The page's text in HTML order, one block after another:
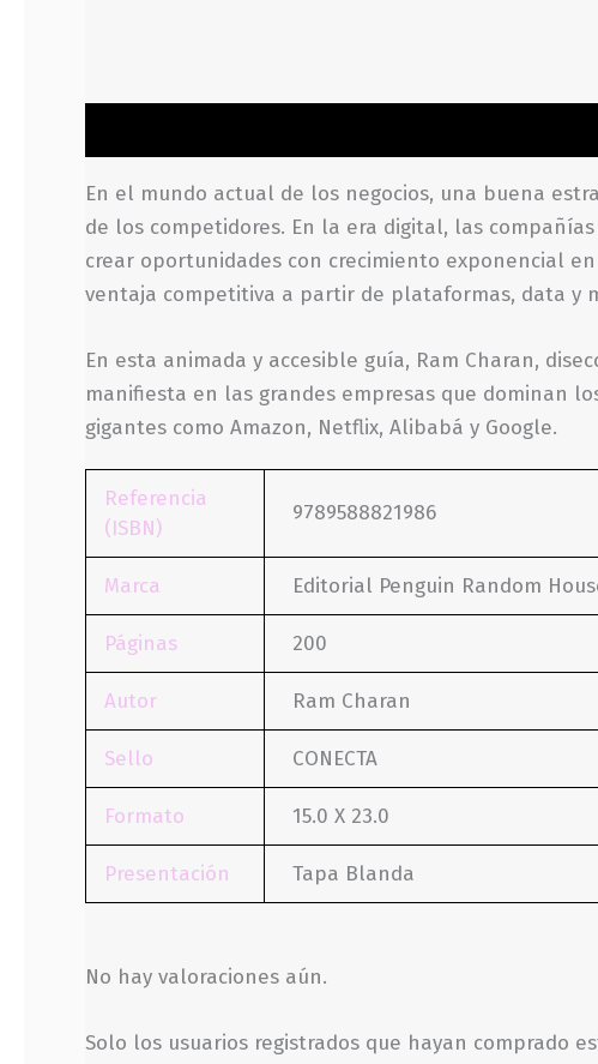
En el mundo actual de los negocios, una buena
de los competidores. En la era digital, las
crear oportunidades con crecimiento exponencial
ventaja competitiva a partir de plataformas, data y
En esta animada y accesible guía, Ram Charan,
manifiesta en las grandes empresas que dominan
gigantes como Amazon, Netflix, Alibabá y Google.
Referencia
(ISBN)
9789588821986
Marca Editorial Penguin Random
Páginas 200
Autor Ram Charan
Sello CONECTA
Formato 15.0 X 23.0
Presentación Tapa Blanda
No hay valoraciones aún.
Solo los usuarios registrados que hayan comprado